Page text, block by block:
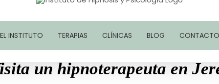
EL INSTITUTO TERAPIAS CLÍNICAS BLOG CONTACTO
un hipnoterapeuta en